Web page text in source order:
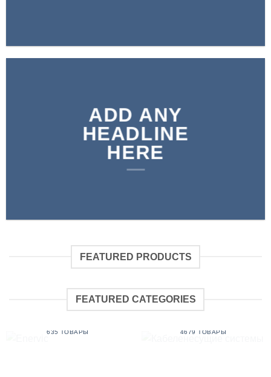
ADD ANY
HEADLINE
HERE
FEATURED PRODUCTS
FEATURED CATEGORIES
635 ТОВАРЫ
КАБЕЛЕНЕСУЩИЕ
4679 ТОВАРЫ